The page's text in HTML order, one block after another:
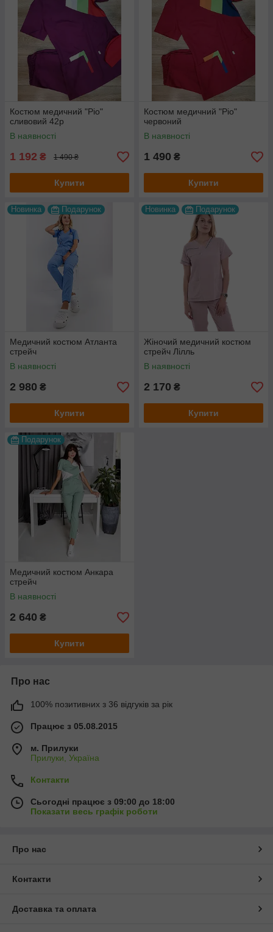
Костюм медичний "Ріо"
сливовий 42р
В наявності
1 192 ₴ 1 490 ₴
Купити
Костюм медичний "Ріо"
червоний
В наявності
1 490 ₴
Купити
Новинка Подарунок
Медичний костюм Атланта
стрейч
В наявності
2 980 ₴
Купити
Новинка Подарунок
Жіночий медичний костюм
стрейч Лілль
В наявності
2 170 ₴
Купити
Подарунок
Медичний костюм Анкара
стрейч
В наявності
2 640 ₴
Купити
Про нас
100% позитивних з 36 відгуків за рік
Працює з 05.08.2015
м. Прилуки
Прилуки, Україна
Контакти
Сьогодні працює з 09:00 до 18:00
Показати весь графік роботи
Про нас
Контакти
Доставка та оплата